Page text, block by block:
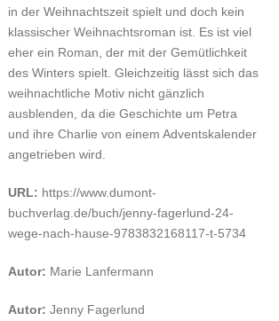
in der Weihnachtszeit spielt und doch kein
klassischer Weihnachtsroman ist. Es ist viel
eher ein Roman, der mit der Gemütlichkeit
des Winters spielt. Gleichzeitig lässt sich das
weihnachtliche Motiv nicht gänzlich
ausblenden, da die Geschichte um Petra
und ihre Charlie von einem Adventskalender
angetrieben wird.
URL: https://www.dumont-
buchverlag.de/buch/jenny-fagerlund-24-
wege-nach-hause-9783832168117-t-5734
Autor: Marie Lanfermann
Autor: Jenny Fagerlund